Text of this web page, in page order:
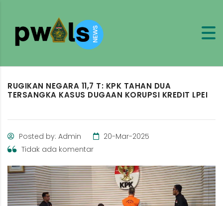
RUGIKAN NEGARA 11,7 T: KPK TAHAN DUA
TERSANGKA KASUS DUGAAN KORUPSI KREDIT LPEI
Posted by: Admin
20-Mar-2025
Tidak ada komentar